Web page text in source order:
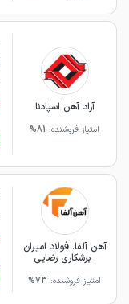
آراد آهن اسپادنا
امتیاز فروشنده: 81%
آهن آلفا. فولاد امیران
. برشکاری رضایی
امتیاز فروشنده: 73%